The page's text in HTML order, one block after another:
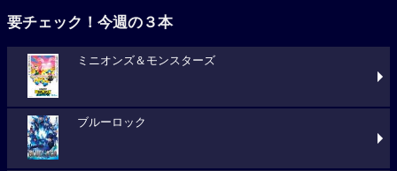
要チェック！今週の３本
ミニオンズ＆モンスターズ
ブルーロック